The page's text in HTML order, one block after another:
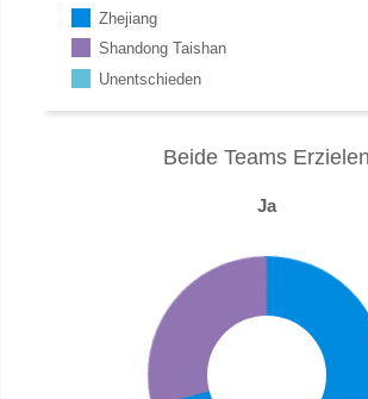
Zhejiang
Shandong Taishan
Unentschieden
Beide Teams Erzielen
Ja